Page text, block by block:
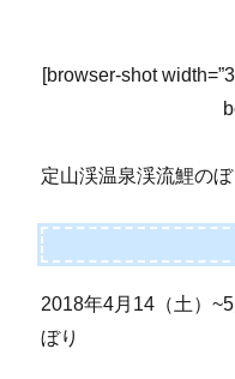
[browser-shot
定山渓温泉渓流鯉のぼ
2018年4月14（土）
ぼり